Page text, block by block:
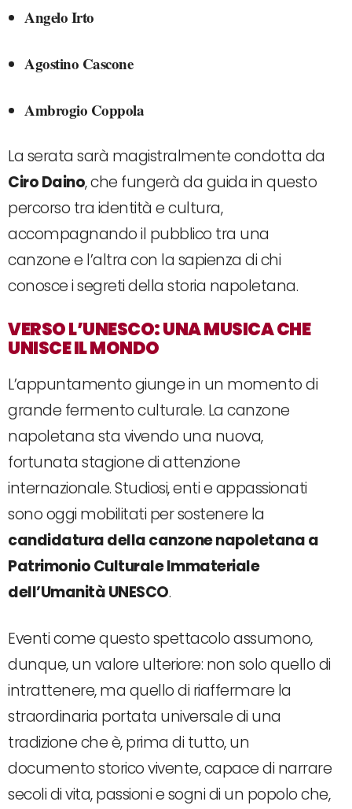
Angelo Irto
Agostino Cascone
Ambrogio Coppola
La serata sarà magistralmente condotta da
Ciro Daino, che fungerà da guida in questo
percorso tra identità e cultura,
accompagnando il pubblico tra una
canzone e l’altra con la sapienza di chi
conosce i segreti della storia napoletana.
VERSO L’UNESCO: UNA MUSICA CHE
UNISCE IL MONDO
L’appuntamento giunge in un momento di
grande fermento culturale. La canzone
napoletana sta vivendo una nuova,
fortunata stagione di attenzione
internazionale. Studiosi, enti e appassionati
sono oggi mobilitati per sostenere la
candidatura della canzone napoletana a
Patrimonio Culturale Immateriale
dell’Umanità UNESCO.
Eventi come questo spettacolo assumono,
dunque, un valore ulteriore: non solo quello di
intrattenere, ma quello di riaffermare la
straordinaria portata universale di una
tradizione che è, prima di tutto, un
documento storico vivente, capace di narrare
secoli di vita, passioni e sogni di un popolo che,